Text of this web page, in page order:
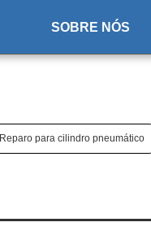
SOBRE NÓS
Reparo para cilindro pneumático